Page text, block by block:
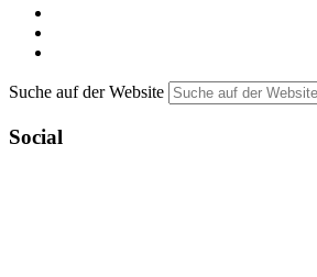
Suche auf der Website
Social